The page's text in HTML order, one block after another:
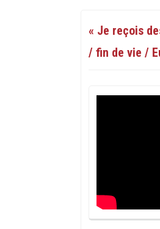
« Je reçois
/ fin de vie /